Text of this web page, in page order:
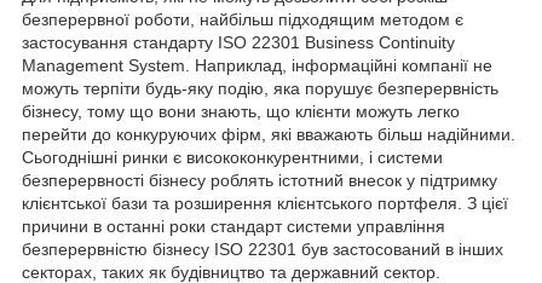
безперервної роботи, найбільш підходящим методом є
застосування стандарту ISO 22301 Business Continuity
Management System.
Наприклад, інформаційні компанії не
можуть терпіти будь-яку подію, яка порушує безперервність
бізнесу, тому що вони знають, що клієнти можуть легко
перейти до конкуруючих фірм, які вважають більш надійними.
Сьогоднішні ринки є висококонкурентними, і системи
безперервності бізнесу роблять істотний внесок у підтримку
клієнтської бази та розширення клієнтського портфеля. З цієї
причини в останні роки стандарт системи управління
безперервністю бізнесу ISO 22301 був застосований в інших
секторах, таких як будівництво та державний сектор.